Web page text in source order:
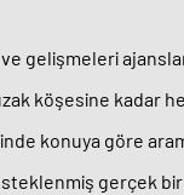
gelişmeleri
köşesine kadar
konuya göre
gerçek bir